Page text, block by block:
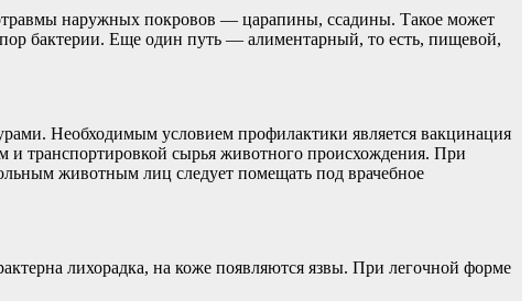
наружных покровов — царапины, ссадины. Такое может
бактерии. Еще один путь — алиментарный, то есть, пищевой,
Необходимым условием профилактики является вакцинация
транспортировкой сырья животного происхождения. При
животным лиц следует помещать под врачебное
лихорадка, на коже появляются язвы. При легочной форме